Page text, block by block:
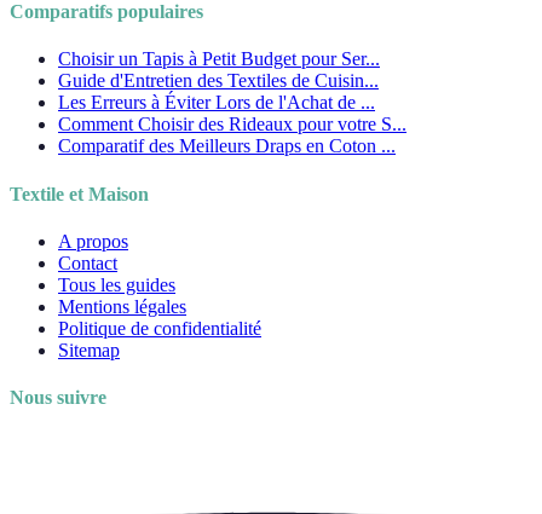
Comparatifs populaires
Choisir un Tapis à Petit Budget pour Ser...
Guide d'Entretien des Textiles de Cuisin...
Les Erreurs à Éviter Lors de l'Achat de ...
Comment Choisir des Rideaux pour votre S...
Comparatif des Meilleurs Draps en Coton ...
Textile et Maison
A propos
Contact
Tous les guides
Mentions légales
Politique de confidentialité
Sitemap
Nous suivre